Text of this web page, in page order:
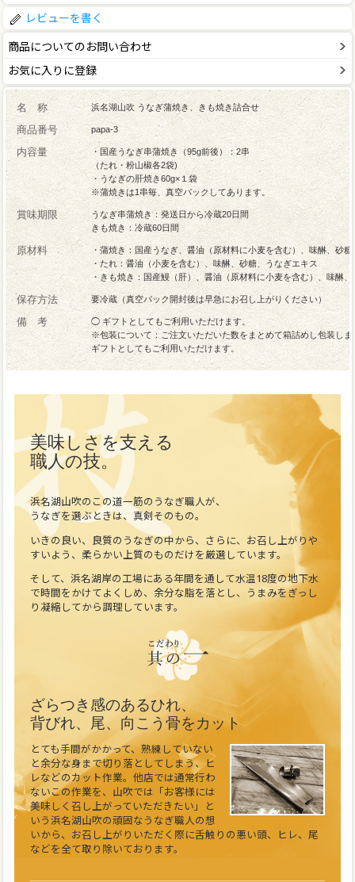
レビューを書く
商品についてのお問い合わせ
お気に入りに登録
名 称 浜名湖山吹 うなぎ蒲焼き、きも焼き詰合せ
商品番号 papa-3
内容量
・国産うなぎ串蒲焼き（95g前後）：2串
（たれ・粉山椒各2袋)
・うなぎの肝焼き60g×１袋
※蒲焼きは1串毎、真空パックしてあります。
賞味期限
うなぎ串蒲焼き：発送日から冷蔵20日間
きも焼き：冷蔵60日間
原材料
・蒲焼き：国産うなぎ、醤油（原材料に小麦を含む）、味醂、砂
・たれ：醤油（小麦を含む）、味醂、砂糖、うなぎエキス
・きも焼き：国産鰻（肝）、醤油（原材料に小麦を含む）、味醂
保存方法 要冷蔵（真空パック開封後は早急にお召し上がりください）
備 考
◯ ギフトとしてもご利用いただけます。
※包装について：ご注文いただいた数をまとめて箱詰めし包装し
ギフトとしてもご利用いただけます。
美味しさを支える
職人の技。
浜名湖山吹のこの道一筋のうなぎ職人が、
うなぎを選ぶときは、真剣そのもの。
いきの良い、良質のうなぎの中から、さらに、お召し上がりや
すいよう、柔らかい上質のものだけを厳選しています。
そして、浜名湖岸の工場にある年間を通して水温18度の地下水
で時間をかけてよくしめ、余分な脂を落とし、うまみをぎっし
り凝縮してから調理しています。
ざらつき感のあるひれ、
背びれ、尾、向こう骨をカット
とても手間がかかって、熟練していない
と余分な身まで切り落としてしまう、ヒ
レなどのカット作業。他店では通常行わ
ないこの作業を、山吹では「お客様には
美味しく召し上がっていただきたい」と
いう浜名湖山吹の頑固なうなぎ職人の想
いから、お召し上がりいただく際に舌触りの悪い頭、ヒレ、尾
などを全て取り除いております。